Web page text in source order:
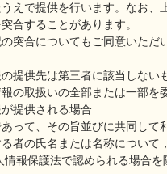
えで提供を行います。なお
合することがあります。
突合についてもご同意いただ
提供先は第三者に該当しない
の取扱いの全部または一部を
提供される場合
って、その旨並びに共同し
者の氏名または名称につい
報保護法で認められる場合